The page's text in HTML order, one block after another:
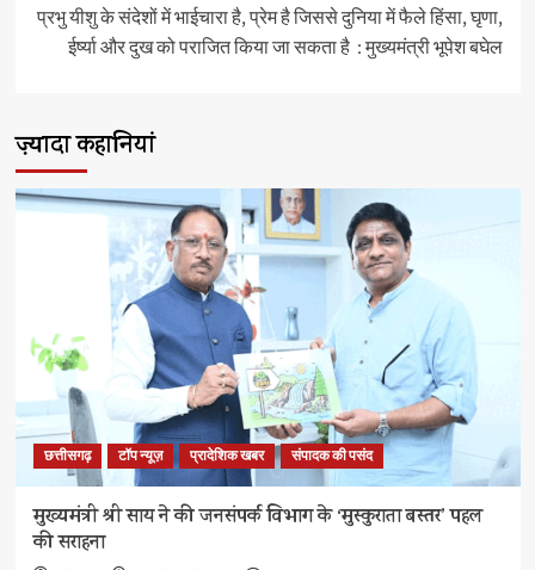
प्रभु यीशु के संदेशों में भाईचारा है, प्रेम है जिससे दुनिया में फैले हिंसा, घृणा,
ईर्ष्या और दुख को पराजित किया जा सकता है : मुख्यमंत्री भूपेश बघेल
ज़्यादा कहानियां
छत्तीसगढ़ टॉप न्यूज़ प्रादेशिक खबर संपादक की पसंद
मुख्यमंत्री श्री साय ने की जनसंपर्क विभाग के ‘मुस्कुराता बस्तर’ पहल
की सराहना